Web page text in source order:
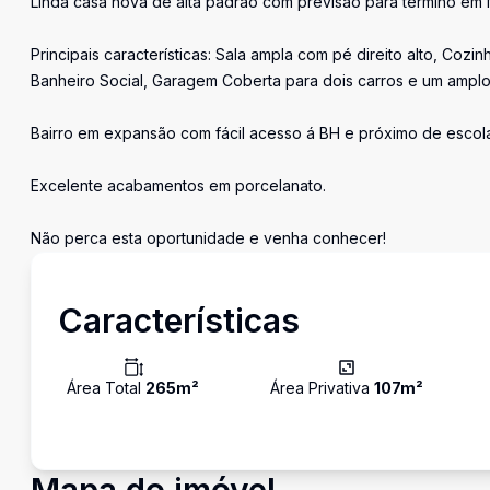
Principais características: Sala ampla com pé direito alto,
Banheiro Social, Garagem Coberta para dois carros e um
Bairro em expansão com fácil acesso á BH e próximo de
Excelente acabamentos em porcelanato.
Não perca esta oportunidade e venha conhecer!
Características
Área Total 265m² Área Privativa 107m²